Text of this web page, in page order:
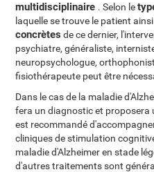
multidisciplinaire . Selon le
laquelle se trouve le patient
concrètes de ce dernier,
psychiatre, généraliste,
neuropsychologue,
fisiothérapeute peut être
Dans le cas de la maladie
fera un diagnostic et proposera
est recommandé
cliniques de stimulation
maladie d'Alzheimer en stade
d'autres traitements sont